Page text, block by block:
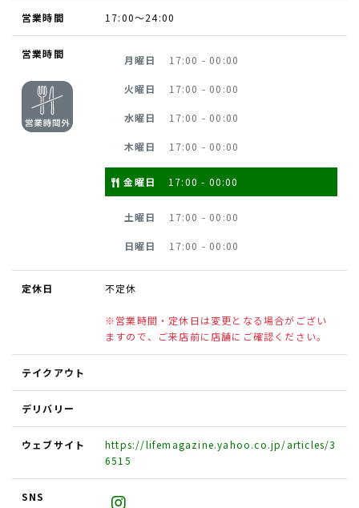
営業時間 17:00～24:00
営業時間 月曜日 17:00 - 00:00
火曜日 17:00 - 00:00
水曜日 17:00 - 00:00
木曜日 17:00 - 00:00
金曜日 17:00 - 00:00
土曜日 17:00 - 00:00
日曜日 17:00 - 00:00
定休日 不定休
※営業時間・定休日は変更となる場合がござい
ますので、ご来店前に店舗にご確認ください。
テイクアウト
デリバリー
ウェブサイト
https://lifemagazine.yahoo.co.jp/articles/3
6515
SNS